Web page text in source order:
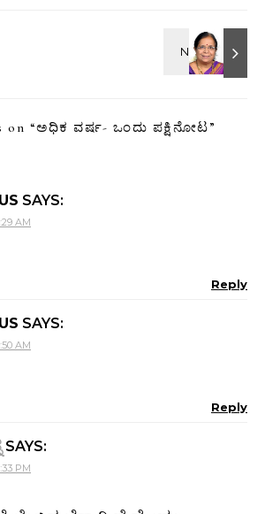
on “ಅಧಿಕ ವರ್ಷ- ಒಂದು ಪಕ್ಷಿನೋಟ”
SAYS:
AM
Reply
SAYS:
AM
Reply
SAYS:
PM